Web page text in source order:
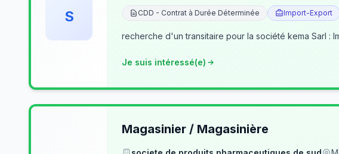
S CDD - Contrat à Durée Déterminée Import-Export
recherche d'un transitaire pour la société kema Sarl :
Je suis intéressé(e)
Magasinier / Magasinière